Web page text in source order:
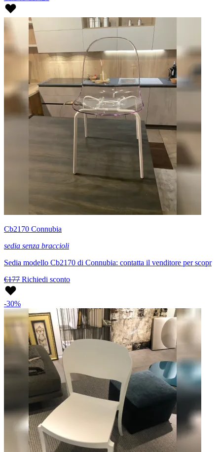
Cb2170 Connubia
sedia senza braccioli
Sedia modello Cb2170 di Connubia: contatta il venditore per scopr
€177 Richiedi sconto
-30%